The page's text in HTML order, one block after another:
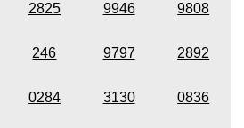
2825 9946 9808
246 9797 2892
0284 3130 0836